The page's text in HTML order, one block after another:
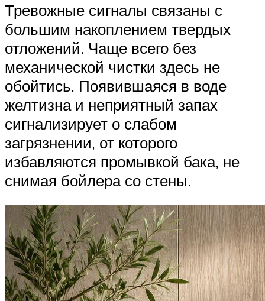
Тревожные сигналы связаны с
большим накоплением твердых
отложений. Чаще всего без
механической чистки здесь не
обойтись. Появившаяся в воде
желтизна и неприятный запах
сигнализирует о слабом
загрязнении, от которого
избавляются промывкой бака, не
снимая бойлера со стены.